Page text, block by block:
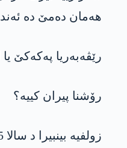
ھەمان دەمێ دە
رێڤەبەریا پەکەکێ
رۆشنا پیران کییە؟